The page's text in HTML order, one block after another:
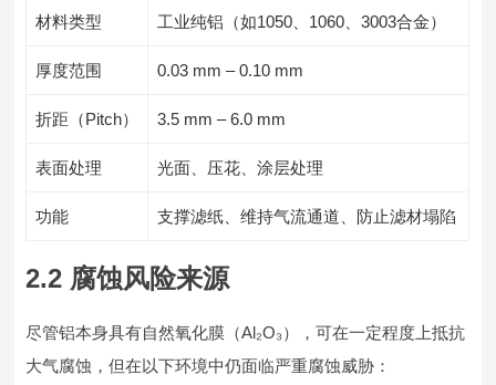
材料类型 工业纯铝（如1050、1060、3003合金）
厚度范围 0.03 mm – 0.10 mm
折距（Pitch） 3.5 mm – 6.0 mm
表面处理 光面、压花、涂层处理
功能 支撑滤纸、维持气流通道、防止滤材塌陷
2.2 腐蚀风险来源
尽管铝本身具有自然氧化膜（Al₂O₃），可在一定程度上抵抗
大气腐蚀，但在以下环境中仍面临严重腐蚀威胁：